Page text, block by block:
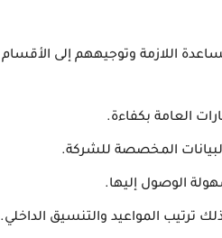
اللازمة وتوجيههم إلى الأقسام
العامة بكفاءة.
المخصصة للشركة.
الوصول إليها.
ترتيب المواعيد والتنسيق الداخلي.